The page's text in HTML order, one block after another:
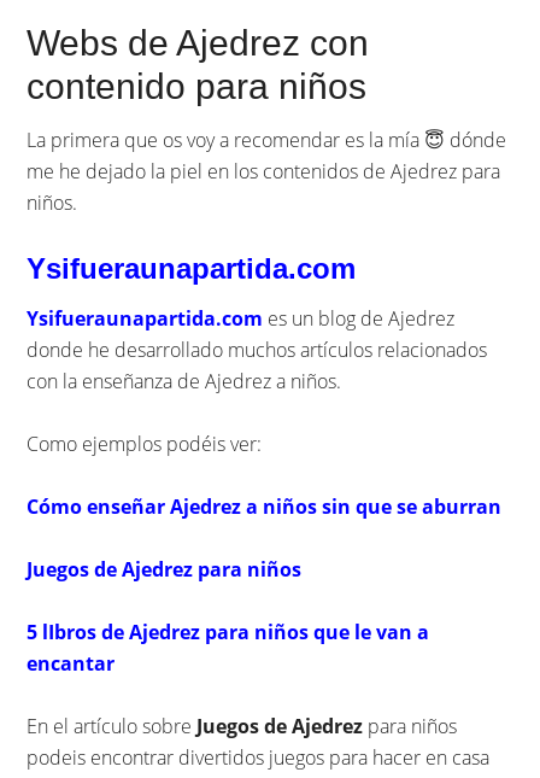
Webs de Ajedrez con
contenido para niños
La primera que os voy a recomendar es la mía 😇 dónde
me he dejado la piel en los contenidos de Ajedrez para
niños.
Ysifueraunapartida.com
Ysifueraunapartida.com es un blog de Ajedrez
donde he desarrollado muchos artículos relacionados
con la enseñanza de Ajedrez a niños.
Como ejemplos podéis ver:
Cómo enseñar Ajedrez a niños sin que se aburran
Juegos de Ajedrez para niños
5 lIbros de Ajedrez para niños que le van a
encantar
En el artículo sobre Juegos de Ajedrez para niños
podeis encontrar divertidos juegos para hacer en casa